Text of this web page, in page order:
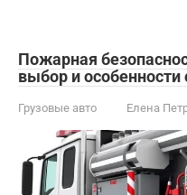
Пожарная
выбор и особенности
Грузовые авто Елена